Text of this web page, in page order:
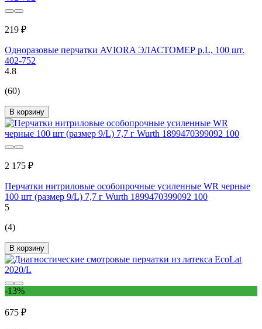
219 ₽
Одноразовые перчатки AVIORA ЭЛАСТОМЕР р.L, 100 шт.
402-752
4.8
(60)
В корзину
2 175 ₽
Перчатки нитриловые особопрочные усиленные WR черные
100 шт (размер 9/L) 7,7 г Wurth 1899470399092 100
5
(4)
В корзину
-13%
675 ₽